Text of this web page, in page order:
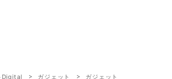
ガジェット
ガジェット